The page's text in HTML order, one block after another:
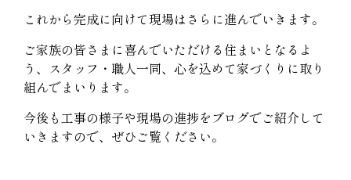
これから完成に向けて現場はさらに進んでいきます。
ご家族の皆さまに喜んでいただける住まいとなるよ
う、スタッフ・職人一同、心を込めて家づくりに取り
組んでまいります。
今後も工事の様子や現場の進捗をブログでご紹介して
いきますので、ぜひご覧ください。